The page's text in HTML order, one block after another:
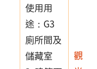
使用用
途：G3
廁所間及
儲藏室
觀